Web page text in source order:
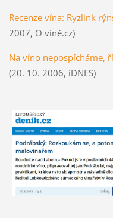
Recenze vína: Ryzlink
2007, O víně.cz)
Na víno nepospícháme,
(20. 10. 2006, iDNES)